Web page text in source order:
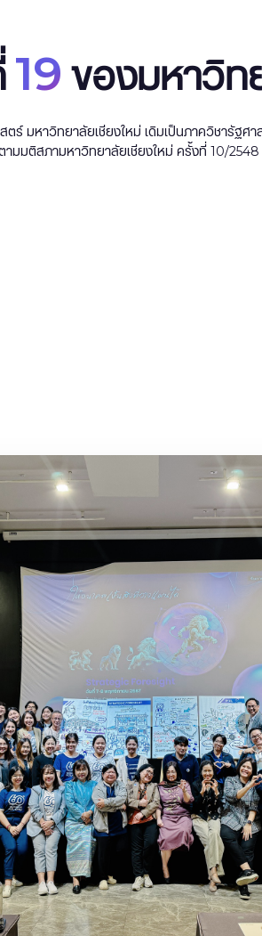
19ของมหาวิท
ร์ มหาวิทยาลัยเชียงใหม่ เดิมเป็นภาควิชารัฐ
มมติสภามหาวิทยาลัยเชียงใหม่ ครั้งที่ 10/